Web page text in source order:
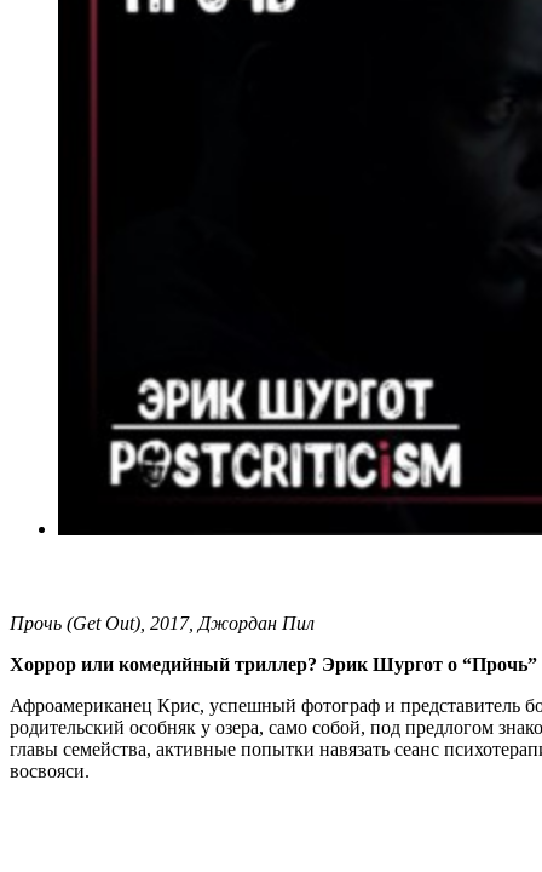
Прочь (Get Out), 2017, Джордан Пил
Хоррор или комедийный триллер? Эрик Шургот о
Афроамериканец Крис, успешный фотограф и представитель
родительский особняк у озера, само собой, под предлогом
главы семейства, активные попытки навязать сеанс
восвояси.